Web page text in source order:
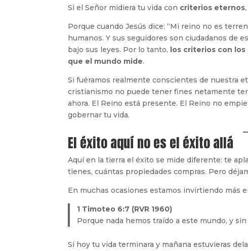
Si el Señor midiera tu vida con criterios eternos
Porque cuando Jesús dice: “Mi reino no es
humanos. Y sus seguidores son ciudadanos de
bajo sus leyes. Por lo tanto, los criterios con los
que el mundo mide.
Si fuéramos realmente conscientes de nuestra
cristianismo no puede tener fines netamente
ahora. El Reino está presente. El Reino no
gobernar tu vida.
El éxito aquí no es el éxito allá
Aquí en la tierra el éxito se mide diferente: te
tienes, cuántas propiedades compras. Pero
En muchas ocasiones estamos invirtiendo más
1 Timoteo 6:7 (RVR 1960)
Porque nada hemos traído a este mundo, y
Si hoy tu vida terminara y mañana estuvieras